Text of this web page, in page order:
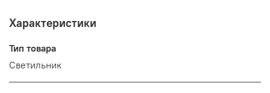
Характеристики
Тип товара
Светильник